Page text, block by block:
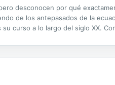
desconocen por qué
de los antepasados de la
curso a lo largo del siglo XX.